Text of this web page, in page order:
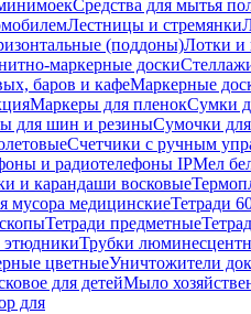
Средства для мытья
Лестницы и стремянки
(поддоны)Лотки и
маркерные доски
баров и кафеМаркерные
Маркеры для пленокСумки
для шин и резиныСумочки
Счетчики с ручным
и радиотелефоны IPМел
и карандаши восковые
мусора медицинскиеТетради
Тетради предметные
Трубки
цветныеУничтожители
для детейМыло
для